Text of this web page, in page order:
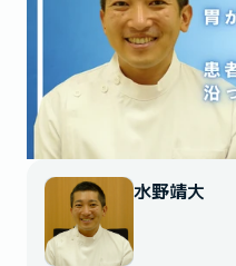
水野靖大